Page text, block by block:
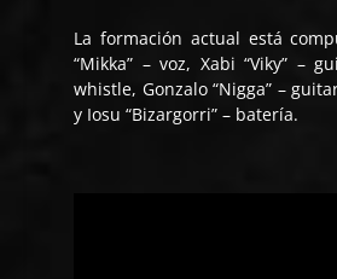
La formación actual está
“Mikka” – voz, Xabi “Viky” –
whistle, Gonzalo “Nigga” –
y Iosu “Bizargorri” – batería.